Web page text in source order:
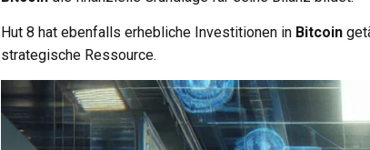
Hut 8 hat ebenfalls erhebliche Investitionen in Bitcoin
strategische Ressource.